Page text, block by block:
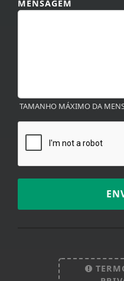
MENSAGEM
TAMANHO MÁXIMO DA
Termos de Uso e